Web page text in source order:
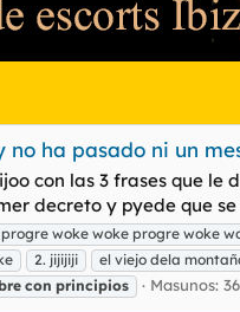
no ha pasado ni un
con las 3 frases que le
decreto y pyede que
woke woke progre woke
2. jijijiji el viejo dela
con principios Masunos: